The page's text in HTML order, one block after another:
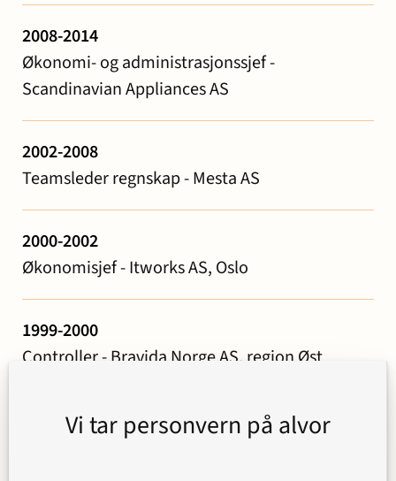
2008-2014
Økonomi- og administrasjonssjef -
Scandinavian Appliances AS
2002-2008
Teamsleder regnskap - Mesta AS
2000-2002
Økonomisjef - Itworks AS, Oslo
1999-2000
Controller - Bravida Norge AS, region Øst
Vi tar personvern på alvor